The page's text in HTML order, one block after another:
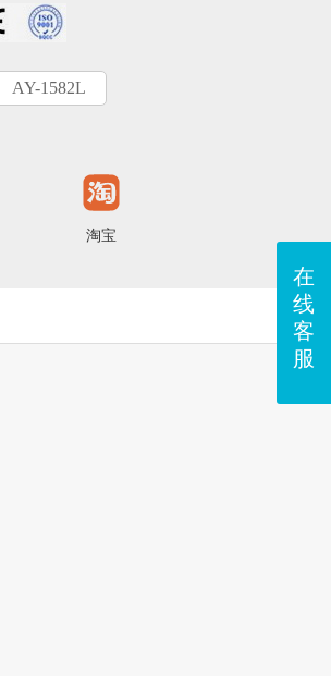
AY-1582L
淘宝
在
线
客
服